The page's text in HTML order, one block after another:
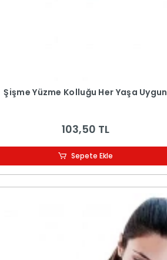
Şişme Yüzme Kolluğu Her Yaşa Uygun
103,50 TL
Sepete Ekle